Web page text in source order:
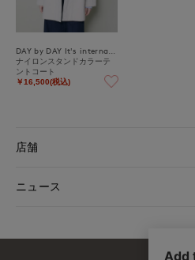
ナイロンスタンドカラーテ
ントコート
￥16,500(税込)
店舗
ニュース